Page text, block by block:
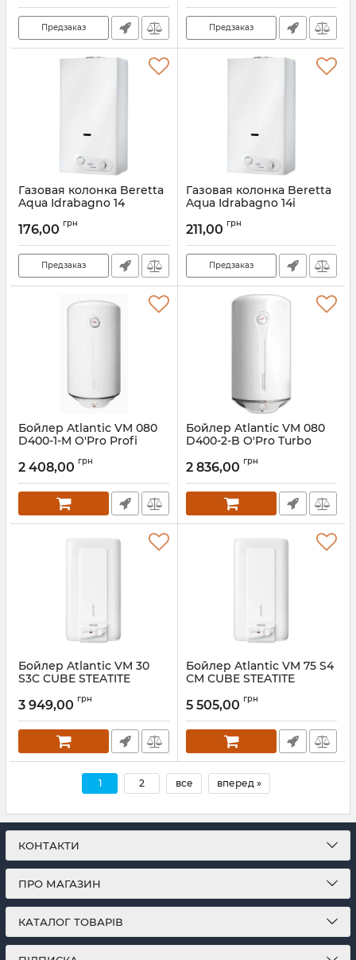
Предзаказ Предзаказ
Газовая колонка Beretta
Aqua Idrabagno 14
176,00 грн
Предзаказ
Газовая колонка Beretta
Aqua Idrabagno 14i
211,00 грн
Предзаказ
Бойлер Atlantic VM 080
D400-1-M O'Pro Profi
2 408,00 грн
Бойлер Atlantic VM 080
D400-2-B O'Pro Turbo
2 836,00 грн
Бойлер Atlantic VM 30
S3С CUBE STEATITE
3 949,00 грн
Бойлер Atlantic VM 75 S4
СМ CUBE STEATITE
5 505,00 грн
1 2 все вперед »
КОНТАКТИ
ПРО МАГАЗИН
КАТАЛОГ ТОВАРІВ